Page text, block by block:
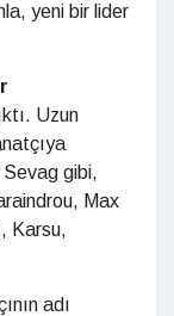
yeni bir lider
Uzun
gibi,
Max
Karsu,
adı